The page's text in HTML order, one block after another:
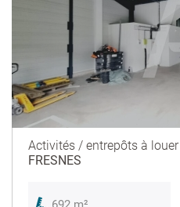
Activités / entrepôts à louer
FRESNES